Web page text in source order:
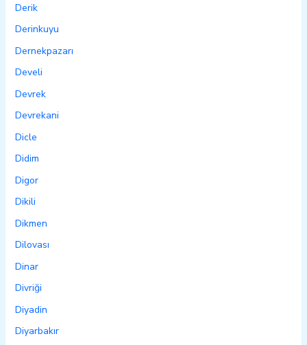
Derik
Derinkuyu
Dernekpazarı
Develi
Devrek
Devrekani
Dicle
Didim
Digor
Dikili
Dikmen
Dilovası
Dinar
Divriği
Diyadin
Diyarbakır